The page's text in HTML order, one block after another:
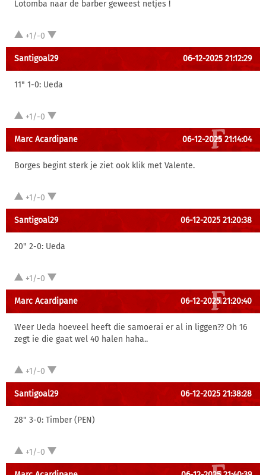
Lotomba naar de barber geweest netjes !
+1/-0
Santigoal29 06-12-2025 21:12:29
11" 1-0: Ueda
+1/-0
Marc Acardipane 06-12-2025 21:14:04
Borges begint sterk je ziet ook klik met Valente.
+1/-0
Santigoal29 06-12-2025 21:20:38
20" 2-0: Ueda
+1/-0
Marc Acardipane 06-12-2025 21:20:40
Weer Ueda hoeveel heeft die samoerai er al in liggen?? Oh 16
zegt ie die gaat wel 40 halen haha..
+1/-0
Santigoal29 06-12-2025 21:38:28
28" 3-0: Timber (PEN)
+1/-0